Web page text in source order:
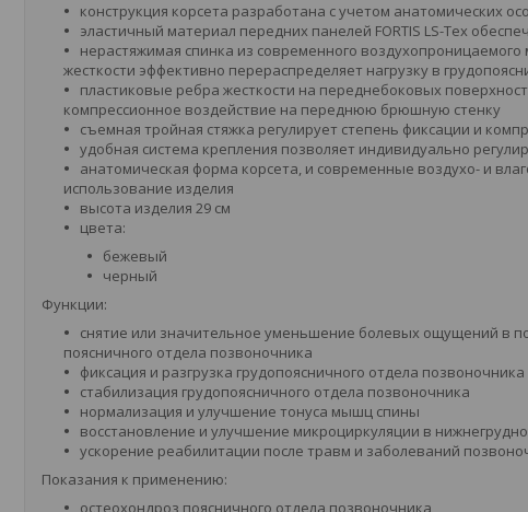
конструкция корсета разработана с учетом анатомических
эластичный материал передних панелей FORTIS LS-Tex
нерастяжимая спинка из современного
жесткости эффективно перераспределяет нагрузку в
пластиковые ребра жесткости на переднебоковых
компрессионное воздействие на переднюю брюшную стенку
съемная тройная стяжка регулирует степень фиксации и
удобная система крепления позволяет индивидуально
анатомическая форма корсета, и современные воздухо- и
использование изделия
высота изделия 29 см
цвета:
бежевый
черный
Функции:
снятие или значительное уменьшение болевых ощущений в
поясничного отдела позвоночника
фиксация и разгрузка грудопоясничного отдела позвоночника
стабилизация грудопоясничного отдела позвоночника
нормализация и улучшение тонуса мышц спины
восстановление и улучшение микроциркуляции в
ускорение реабилитации после травм и заболеваний
Показания к применению:
остеохондроз поясничного отдела позвоночника